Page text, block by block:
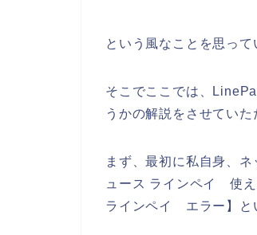
という風なことを思って
そこでここでは、
うかの解説をさせていた
まず、最初に私自身、
ュース ラインペイ 使
ラインペイ エラー】と